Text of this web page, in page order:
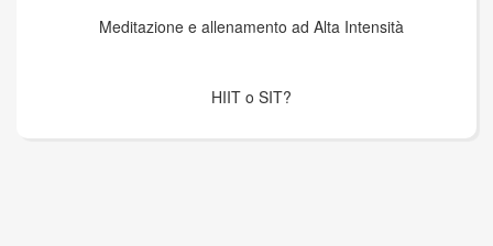
Meditazione e allenamento ad Alta Intensità
HIIT o SIT?